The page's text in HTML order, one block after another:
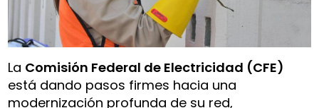
La Comisión Federal de Electricidad (CFE)
está dando pasos firmes hacia una
modernización profunda de su red,